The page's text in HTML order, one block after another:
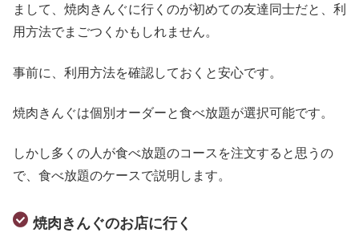
まして、焼肉きんぐに行くのが初めての友達同士だと、利
用方法でまごつくかもしれません。
事前に、利用方法を確認しておくと安心です。
焼肉きんぐは個別オーダーと食べ放題が選択可能です。
しかし多くの人が食べ放題のコースを注文すると思うの
で、食べ放題のケースで説明します。
焼肉きんぐのお店に行く